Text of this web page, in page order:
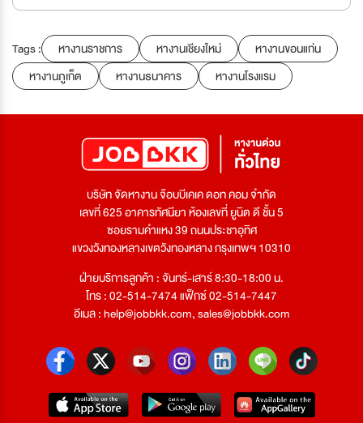
Tags : หางานราชการ หางานเชียงใหม่
หางานขอนแก่น
หางานภูเก็ต
หางานธนาคาร หางานโรงแรม
บริษัท จัดหางาน จ๊อบบีเคเค ดอท คอม จำกัด
เลขที่ 625 อาคารทัศนียา ห้องเลขที่ ยูนิต ดี ชั้น 5
ซอยรามคำแหง 39 ถนนประชาอุทิศ
แขวงวังทองหลางเขตวังทองหลาง กรุงเทพฯ 10310
ฝ่ายบริการลูกค้า : จันทร์-เสาร์ 8:30-18:00 น.
โทร : 02-514-7474 แฟ็กซ์ 02-514-7447
อีเมล :help@jobbkk.com,sales@jobbkk.com